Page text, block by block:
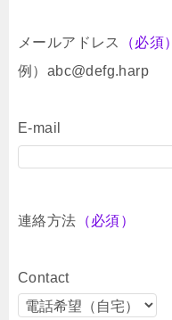
メールアドレス
（必須）
例）abc@defg.harp
E-mail
連絡方法 （必須）
Contact